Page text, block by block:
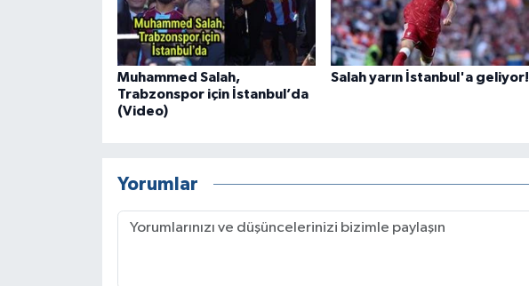
Muhammed Salah,
Trabzonspor için İstanbul’da
(Video)
Salah yarın İstanbul'a geliyor!
Yorumlar